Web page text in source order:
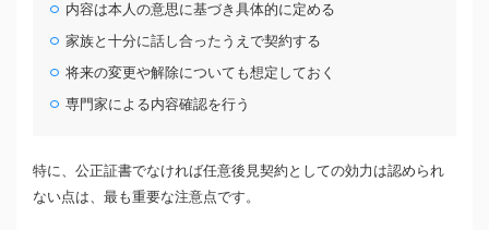
内容は本人の意思に基づき具体的に定める
家族と十分に話し合ったうえで契約する
将来の変更や解除についても想定しておく
専門家による内容確認を行う
特に、公正証書でなければ任意後見契約としての効力は認められ
ない点は、最も重要な注意点です。